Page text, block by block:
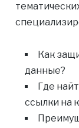
Как
данные?
Где
ссылки на